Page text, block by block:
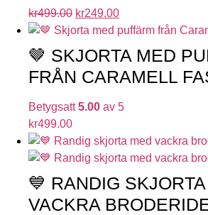
kr499.00 kr249.00
🤎 SKJORTA MED
FRÅN CARAMELL
Betygsatt5.00 av 5
kr499.00
💙 RANDIG
VACKRA